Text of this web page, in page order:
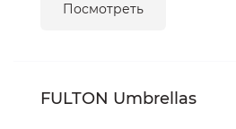
Посмотреть
FULTON Umbrellas